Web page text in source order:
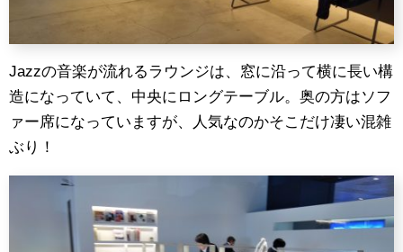
Jazzの音楽が流れるラウンジは、窓に沿って横に長い構
造になっていて、中央にロングテーブル。奥の方はソフ
ァー席になっていますが、人気なのかそこだけ凄い混雑
ぶり！